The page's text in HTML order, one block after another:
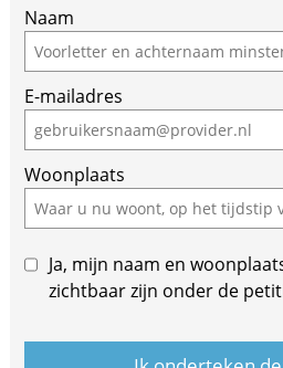
If
you
are
a
human,
ignore
this
field
Naam
E-mailadres
Woonplaats
Ja, mijn naam en
zichtbaar zijn onder de